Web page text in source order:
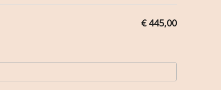
€ 445,00